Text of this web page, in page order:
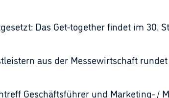
Das Get-together findet im 30.
aus der Messewirtschaft
Geschäftsführer und Marketing- /